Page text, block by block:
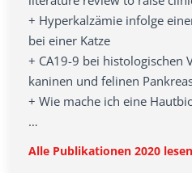
+ Hyperkalzämie infolge
bei einer Katze
+ CA19-9 bei histologischen
kaninen und felinen
+ Wie mache ich eine
…
Alle Publikationen 2020 lesen